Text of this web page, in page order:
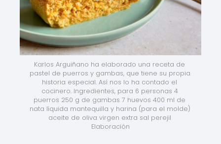
Karlos Arguiñano ha elaborado una receta de
pastel de puerros y gambas, que tiene su propia
historia especial. Así nos lo ha contado el
cocinero. Ingredientes, para 6 personas 4
puerros 250 g de gambas 7 huevos 400 ml de
nata líquida mantequilla y harina (para el molde)
aceite de oliva virgen extra sal perejil
Elaboración